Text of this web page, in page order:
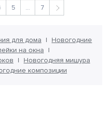
5 ... 7
для дома
Новогодние
на окна
Новогодняя мишура
композиции